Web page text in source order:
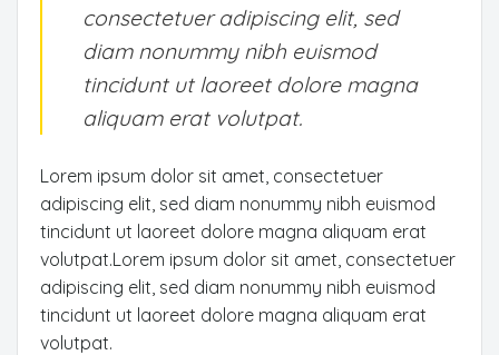
consectetuer adipiscing elit, sed
diam nonummy nibh euismod
tincidunt ut laoreet dolore magna
aliquam erat volutpat.
Lorem ipsum dolor sit amet, consectetuer
adipiscing elit, sed diam nonummy nibh euismod
tincidunt ut laoreet dolore magna aliquam erat
volutpat.Lorem ipsum dolor sit amet, consectetuer
adipiscing elit, sed diam nonummy nibh euismod
tincidunt ut laoreet dolore magna aliquam erat
volutpat.